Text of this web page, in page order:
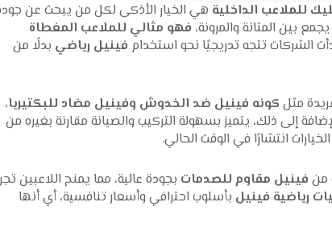
للملاعب الداخلية هي الخيار الأذكى لكل من يبحث عن
بين المتانة والمرونة، فهو مثالي للملاعب المغطاة
الشركات تتجه تدريجيًا نحو استخدام فينيل رياضي بدلًا من
مثل كونه فينيل ضد الخدوش وفينيل مضاد للبكتيريا،
إلى ذلك، يتميز بسهولة التركيب والصيانة مقارنة بغيره من
انتشارًا في الوقت الحالي.
من فينيل مقاوم للصدمات بجودة عالية، مما يمنح اللاعبين
رياضية فينيل بأسلوب احترافي وأسعار تنافسية، أي أنها